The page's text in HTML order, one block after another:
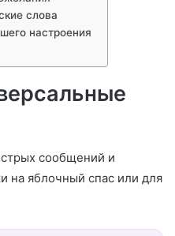
слова
настроения
сообщений и
на яблочный спас или для